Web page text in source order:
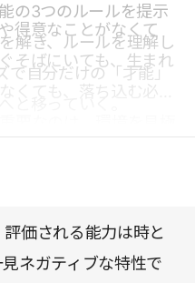
の3つのルールを提示
解き、ルールを理解し
自分だけの「才能」
得意なことがなくて
そばにいても、生まれ
くても、落ち込む必要
しく活躍できる居場所
価される能力は時と
ネガティブな特性で